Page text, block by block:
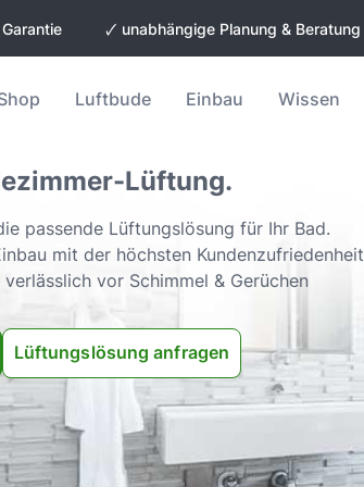
🗸 unabhängige Planung & Beratung
Luftbude Einbau Wissen
Lüftung.
passende Lüftungslösung für Ihr Bad.
mit der höchsten Kundenzufriedenheit
vor Schimmel & Gerüchen
Lüftungslösung anfragen